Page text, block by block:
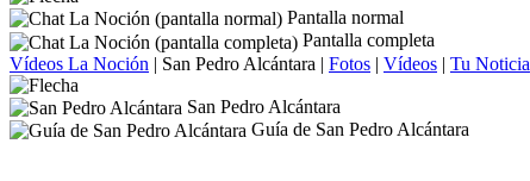
Pantalla normal
Pantalla completa
Vídeos La Noción | San Pedro Alcántara | Fotos | Vídeos | Tu Noticia
San Pedro Alcántara
Guía de San Pedro Alcántara